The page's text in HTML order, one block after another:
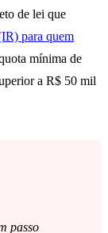
de lei que
para quem
mínima de
a R$ 50 mil
passo